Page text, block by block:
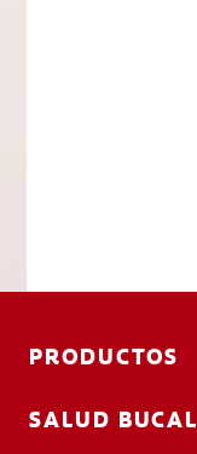
PRODUCTOS
SALUD BUCAL